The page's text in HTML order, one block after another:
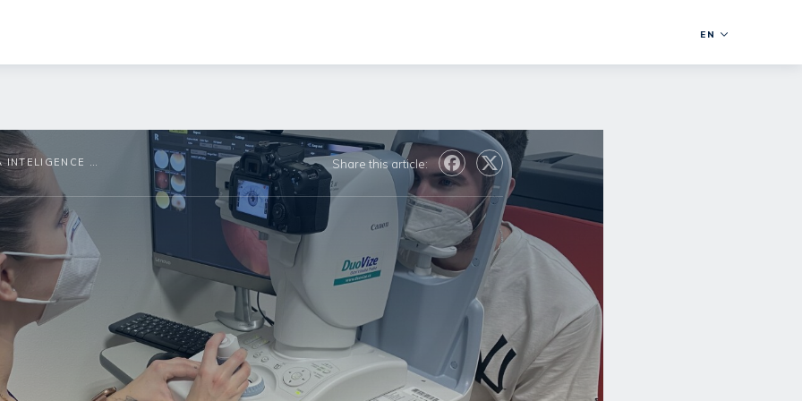
EN
UMĚLÁ INTELIGENCE ZACHRAŇUJE ZRAK: ČESKÝ STARTUP AIREEN, VÍTĚZ CZECH DIGI@MED AWARD, ODHALUJE CIVILIZAČNÍ CHOROBY Z FOTOGRAFIE SÍTNICE Share this article: